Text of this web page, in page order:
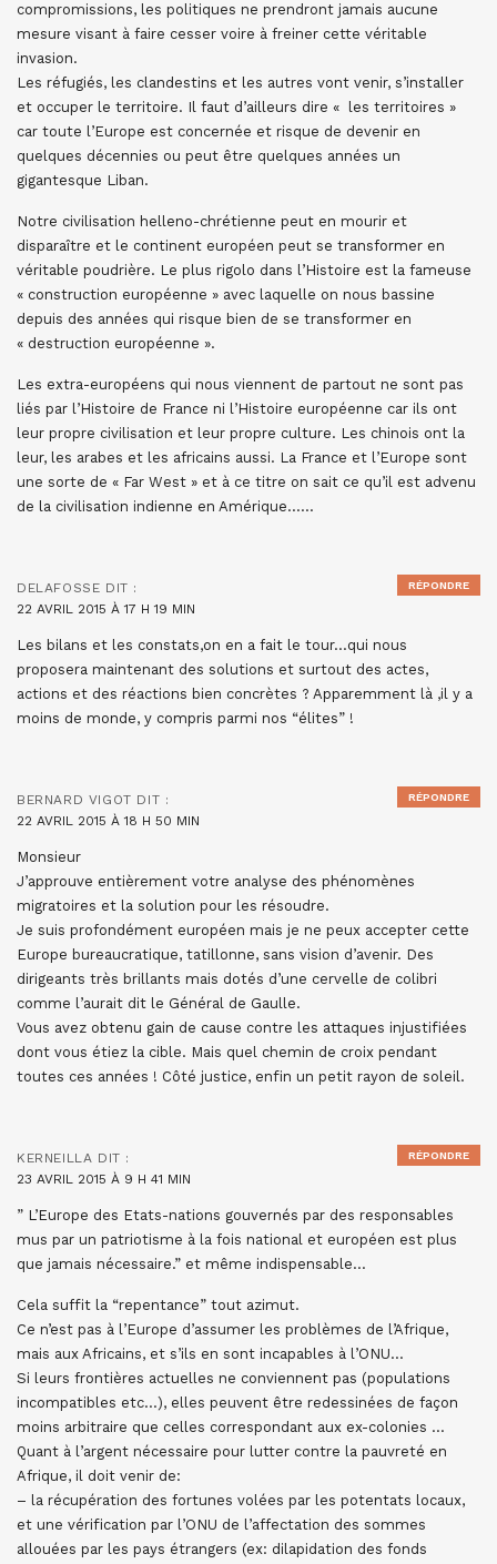
compromissions, les politiques ne prendront jamais aucune
mesure visant à faire cesser voire à freiner cette véritable
invasion.
Les réfugiés, les clandestins et les autres vont venir, s’installer
et occuper le territoire. Il faut d’ailleurs dire « les territoires »
car toute l’Europe est concernée et risque de devenir en
quelques décennies ou peut être quelques années un
gigantesque Liban.
Notre civilisation helleno-chrétienne peut en mourir et
disparaître et le continent européen peut se transformer en
véritable poudrière. Le plus rigolo dans l’Histoire est la fameuse
« construction européenne » avec laquelle on nous bassine
depuis des années qui risque bien de se transformer en
« destruction européenne ».
Les extra-européens qui nous viennent de partout ne sont pas
liés par l’Histoire de France ni l’Histoire européenne car ils ont
leur propre civilisation et leur propre culture. Les chinois ont la
leur, les arabes et les africains aussi. La France et l’Europe sont
une sorte de « Far West » et à ce titre on sait ce qu’il est advenu
de la civilisation indienne en Amérique……
DELAFOSSE DIT :
22 AVRIL 2015 À 17 H 19 MIN
Les bilans et les constats,on en a fait le tour…qui nous
proposera maintenant des solutions et surtout des actes,
actions et des réactions bien concrètes ? Apparemment là ,il y a
moins de monde, y compris parmi nos “élites” !
RÉPONDRE
BERNARD VIGOT DIT :
22 AVRIL 2015 À 18 H 50 MIN
Monsieur
J’approuve entièrement votre analyse des phénomènes
migratoires et la solution pour les résoudre.
Je suis profondément européen mais je ne peux accepter cette
Europe bureaucratique, tatillonne, sans vision d’avenir. Des
dirigeants très brillants mais dotés d’une cervelle de colibri
comme l’aurait dit le Général de Gaulle.
Vous avez obtenu gain de cause contre les attaques injustifiées
dont vous étiez la cible. Mais quel chemin de croix pendant
toutes ces années ! Côté justice, enfin un petit rayon de soleil.
RÉPONDRE
KERNEILLA DIT :
23 AVRIL 2015 À 9 H 41 MIN
” L’Europe des Etats-nations gouvernés par des responsables
mus par un patriotisme à la fois national et européen est plus
que jamais nécessaire.” et même indispensable…
Cela suffit la “repentance” tout azimut.
Ce n’est pas à l’Europe d’assumer les problèmes de l’Afrique,
mais aux Africains, et s’ils en sont incapables à l’ONU…
Si leurs frontières actuelles ne conviennent pas (populations
incompatibles etc…), elles peuvent être redessinées de façon
moins arbitraire que celles correspondant aux ex-colonies …
Quant à l’argent nécessaire pour lutter contre la pauvreté en
Afrique, il doit venir de:
– la récupération des fortunes volées par les potentats locaux,
et une vérification par l’ONU de l’affectation des sommes
allouées par les pays étrangers (ex: dilapidation des fonds
RÉPONDRE